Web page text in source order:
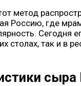
метод
Россию, где
Сегодня
столах, так и в